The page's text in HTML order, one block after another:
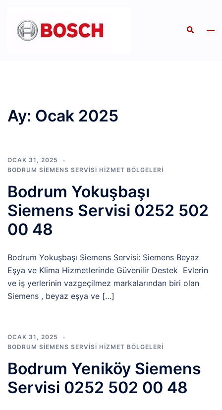
Search
Ay: Ocak 2025
OCAK 31, 2025
BODRUM SIEMENS SERVISI HIZMET BÖLGELERI
Bodrum Yokuşbaşı
Siemens Servisi 0252 502
00 48
Bodrum Yokuşbaşı Siemens Servisi: Siemens Beyaz
Eşya ve Klima Hizmetlerinde Güvenilir Destek Evlerin
ve iş yerlerinin vazgeçilmez markalarından biri olan
Siemens , beyaz eşya ve […]
OCAK 31, 2025
BODRUM SIEMENS SERVISI HIZMET BÖLGELERI
Bodrum Yeniköy Siemens
Servisi 0252 502 00 48